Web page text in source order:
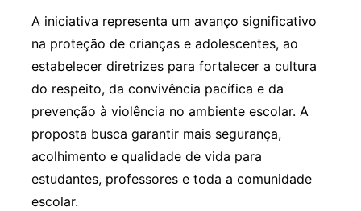
A iniciativa representa um avanço significativo
na proteção de crianças e adolescentes, ao
estabelecer diretrizes para fortalecer a cultura
do respeito, da convivência pacífica e da
prevenção à violência no ambiente escolar. A
proposta busca garantir mais segurança,
acolhimento e qualidade de vida para
estudantes, professores e toda a comunidade
escolar.